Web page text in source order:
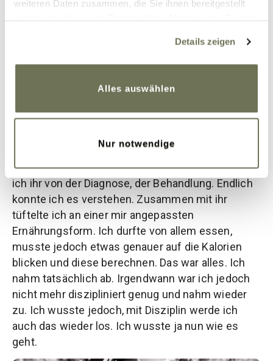
weiteren Daten zusammen, die Sie ihnen bereitgestellt
Cookies, wenn Sie unsere Webseite weiterhin nutzen.
Weitere Informationen finden Sie in unserer
Details zeigen
Alles auswählen
Nur notwendige
Zurück zu meiner Ernährungsberatung erzählte
ich ihr von der Diagnose, der Behandlung. Endlich
konnte ich es verstehen. Zusammen mit ihr
tüftelte ich an einer mir angepassten
Ernährungsform. Ich durfte von allem essen,
musste jedoch etwas genauer auf die Kalorien
blicken und diese berechnen. Das war alles. Ich
nahm tatsächlich ab. Irgendwann war ich jedoch
nicht mehr diszipliniert genug und nahm wieder
zu. Ich wusste jedoch, mit Disziplin werde ich
auch das wieder los. Ich wusste ja nun wie es
geht.